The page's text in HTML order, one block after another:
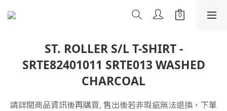
ST. ROLLER S/L T-SHIRT -
SRTE82401011 SRTE013 WASHED
CHARCOAL
請詳閱商品資訊後再購買, 售出後若非瑕疵無法退換，下單